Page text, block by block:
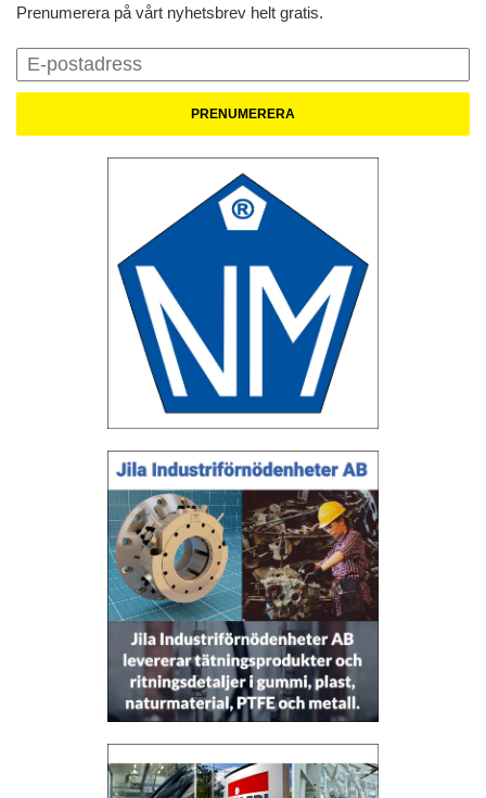
Prenumerera på vårt nyhetsbrev helt gratis.